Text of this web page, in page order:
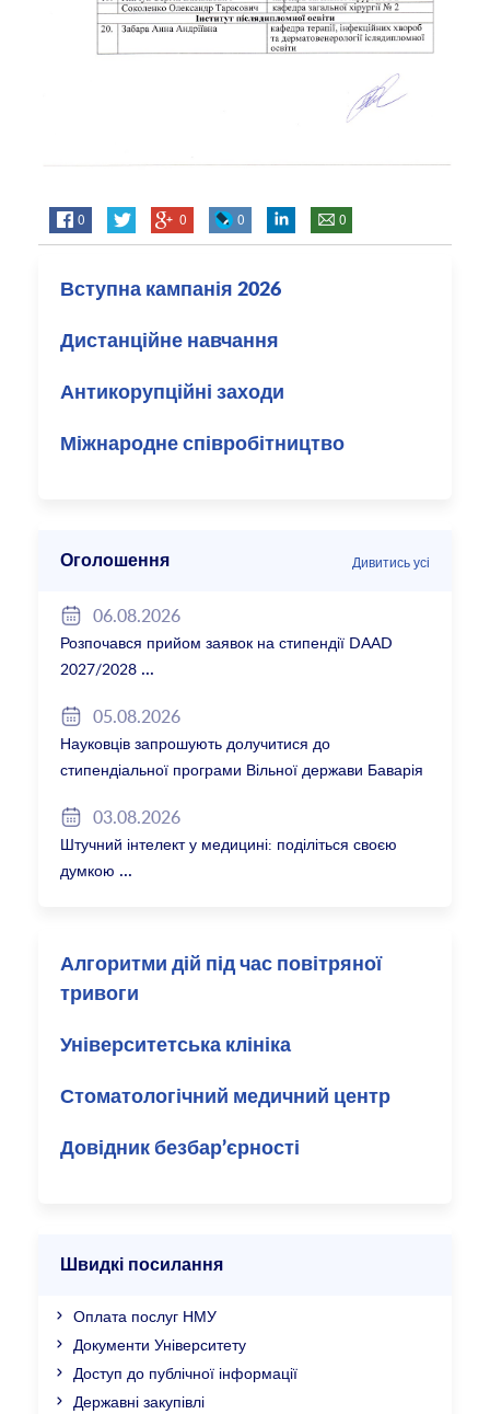
0 0 0 0
Вступна кампанія 2026
Дистанційне навчання
Антикорупційні заходи
Міжнародне співробітництво
Оголошення Дивитись усі
06.08.2026
Розпочався прийом заявок на стипендії DAAD
2027/2028
05.08.2026
Науковців запрошують долучитися до
стипендіальної програми Вільної держави Баварія
03.08.2026
Штучний інтелект у медицині: поділіться своєю
думкою
Алгоритми дій під час повітряної
тривоги
Університетська клініка
Стоматологічний медичний центр
Довідник безбар’єрності
Швидкі посилання
Оплата послуг НМУ
Документи Університету
Доступ до публічної інформації
Державні закупівлі